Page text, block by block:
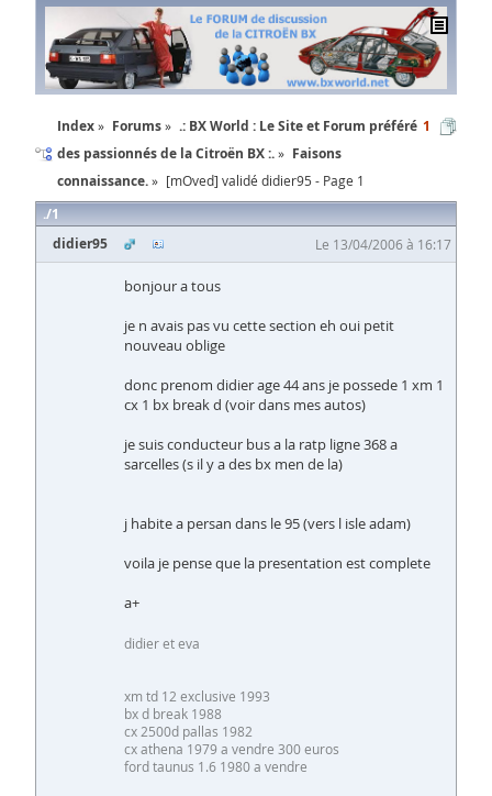
Index Forums
.: BX World : Le Site et Forum préféré
des passionnés de la Citroën BX :.
Faisons
connaissance.
[mOved] validé didier95 - Page 1
1
1
didier95
Le 13/04/2006 à 16:17
bonjour a tous
je n avais pas vu cette section eh oui petit
nouveau oblige
donc prenom didier age 44 ans je possede 1 xm 1
cx 1 bx break d (voir dans mes autos)
je suis conducteur bus a la ratp ligne 368 a
sarcelles (s il y a des bx men de la)
j habite a persan dans le 95 (vers l isle adam)
voila je pense que la presentation est complete
a+
didier et eva
xm td 12 exclusive 1993
bx d break 1988
cx 2500d pallas 1982
cx athena 1979 a vendre 300 euros
ford taunus 1.6 1980 a vendre